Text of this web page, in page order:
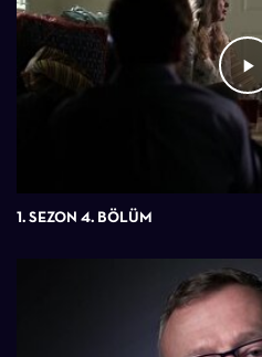
1. SEZON 4. BÖLÜM